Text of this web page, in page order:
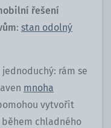
řešení
: stan odolný
rám se
mnoha
vytvořit
chladného